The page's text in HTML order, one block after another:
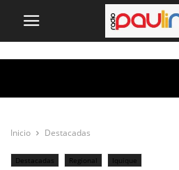
Inicio Destacadas
Destacadas Regional Iquique